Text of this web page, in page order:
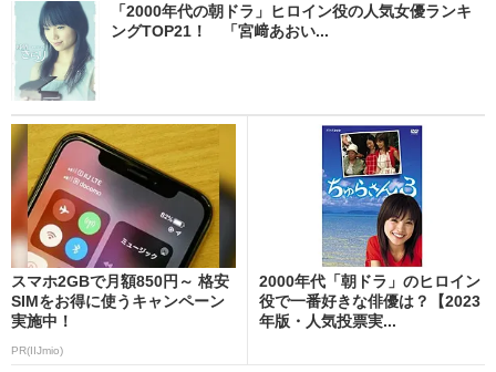
「2000年代の朝ドラ」ヒロイン役の人気女優ランキ
ングTOP21！ 「宮﨑あおい...
スマホ2GBで月額850円～ 格安
SIMをお得に使うキャンペーン
実施中！
PR(IIJmio)
2000年代「朝ドラ」のヒロイン
役で一番好きな俳優は？【2023
年版・人気投票実...